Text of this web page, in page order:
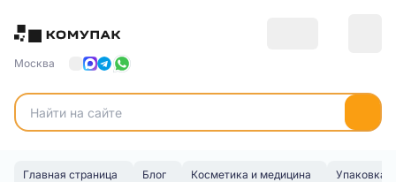
Москва
Главная страница Блог Косметика и медицина Упаковка